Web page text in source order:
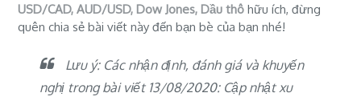
USD/CAD, AUD/USD, Dow Jones, Dầu thô hữu ích, đừng
quên chia sẻ bài viết này đến bạn bè của bạn nhé!
Lưu ý: Các nhận định, đánh giá và khuyến
nghị trong bài viết 13/08/2020: Cập nhật xu